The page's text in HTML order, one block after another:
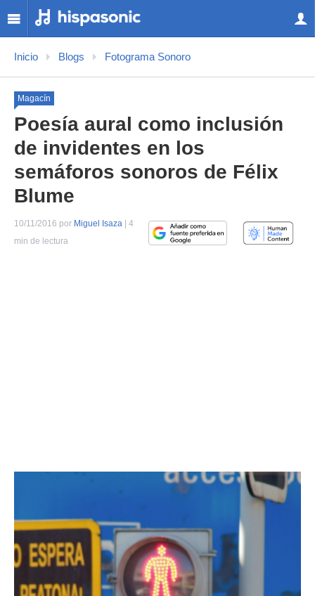
Inicio Blogs Fotograma Sonoro
Magacín
Poesía aural como inclusión
de invidentes en los
semáforos sonoros de Félix
Blume
10/11/2016 por Miguel Isaza | 4
min de lectura